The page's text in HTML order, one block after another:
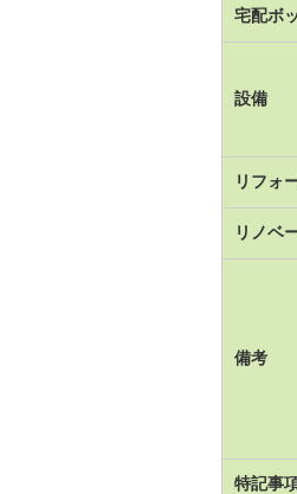
宅配ボ
設備
リフォ
リノベ
備考
特記事